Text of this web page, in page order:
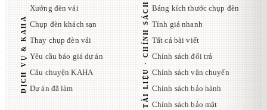
DỊCH VỤ & KAHA
Xưởng đèn vải
Chụp đèn khách sạn
Thay chụp đèn vải
Yêu cầu báo giá dự án
Câu chuyện KAHA
Dự án đã làm
TÀI LIỆU · CHÍNH SÁCH Bảng kích thước chụp đèn
Tính giá nhanh
Tất cả bài viết
Chính sách đổi trả
Chính sách vận chuyển
Chính sách bảo hành
Chính sách bảo mật